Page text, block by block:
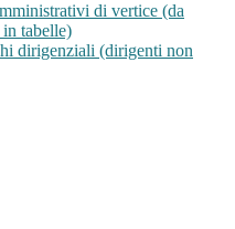
di vertice (da
tabelle)
dirigenziali (dirigenti non